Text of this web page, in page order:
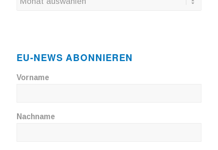
EU-NEWS ABONNIEREN
Vorname
Nachname